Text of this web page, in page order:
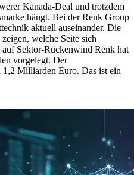
Kanada-Deal und trotzdem
hängt. Bei der Renk Group
aktuell auseinander. Die
welche Seite sich
Sektor-Rückenwind Renk hat
vorgelegt. Der
Milliarden Euro. Das ist ein